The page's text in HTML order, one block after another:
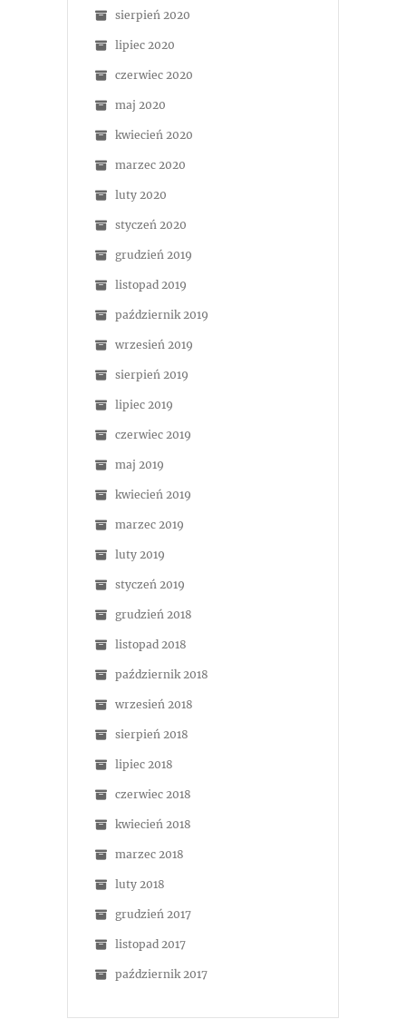
sierpień 2020
lipiec 2020
czerwiec 2020
maj 2020
kwiecień 2020
marzec 2020
luty 2020
styczeń 2020
grudzień 2019
listopad 2019
październik 2019
wrzesień 2019
sierpień 2019
lipiec 2019
czerwiec 2019
maj 2019
kwiecień 2019
marzec 2019
luty 2019
styczeń 2019
grudzień 2018
listopad 2018
październik 2018
wrzesień 2018
sierpień 2018
lipiec 2018
czerwiec 2018
kwiecień 2018
marzec 2018
luty 2018
grudzień 2017
listopad 2017
październik 2017